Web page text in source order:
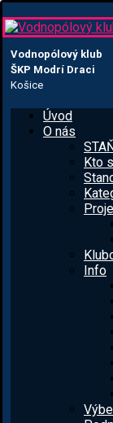
Vodnopólový klub
ŠKP Modrí Draci
Košice
Úvod
O nás
Kto
Info